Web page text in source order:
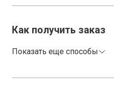
Как получить заказ
Показать еще способы